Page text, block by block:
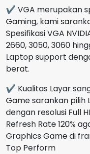
✔ VGA merupakan
Gaming, kami
Spesifikasi VGA
2660, 3050, 3060
Laptop support
berat.
✔ Kualitas Layar
Game sarankan pilih
dengan resolusi Full
Refresh Rate 120%
Graphics Game di
Top Perform